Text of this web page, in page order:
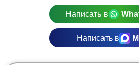
Написать в
Написать в